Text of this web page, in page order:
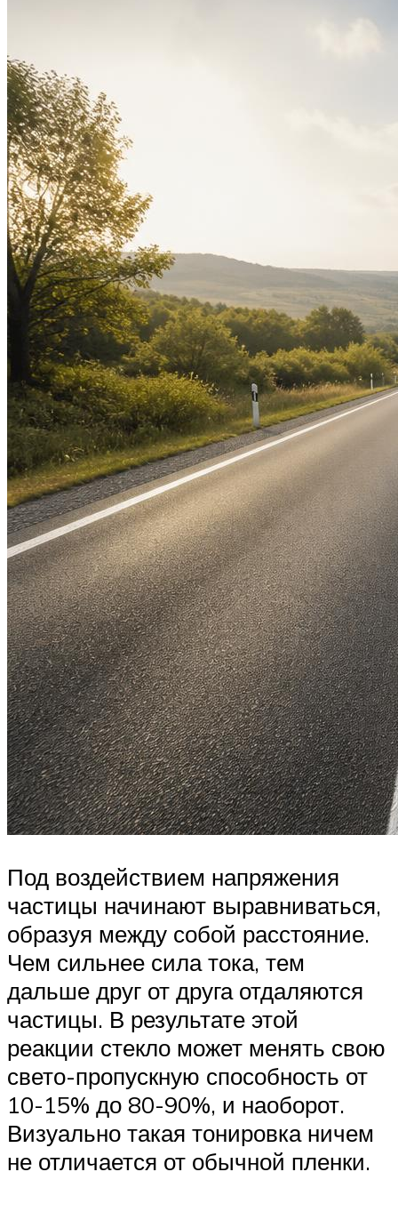
Под воздействием напряжения
частицы начинают выравниваться,
образуя между собой расстояние.
Чем сильнее сила тока, тем
дальше друг от друга отдаляются
частицы. В результате этой
реакции стекло может менять свою
свето-пропускную способность от
10-15% до 80-90%, и наоборот.
Визуально такая тонировка ничем
не отличается от обычной пленки.